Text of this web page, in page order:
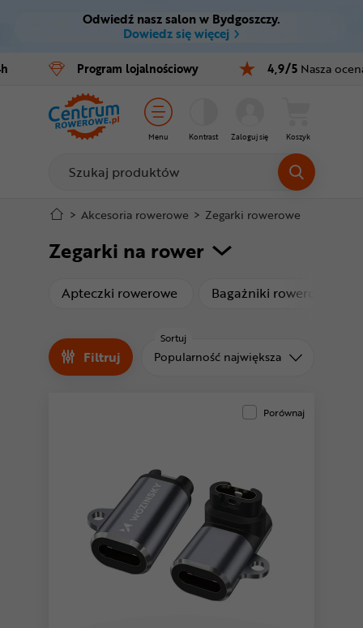
Ctrl M
Menu główne
Filtry
Produkty
Stopka
Mapa strony
Odwiedź nasz salon w Bydgoszczy.
Dowiedz się więcej
Program lojalnościowy 4,9/5 Nasza
Menu Kontrast Zaloguj się Koszyk
Rowery
E-bike
Części
Akcesoria
Odzież
Kaski
Buty
Odżywki
> Akcesoria rowerowe > Zegarki rowerowe
Zegarki na rower
Apteczki rowerowe produktyBagażniki rowerowe
Filtruj
Sortuj
Sortuj od
Popularność największa
Porównaj